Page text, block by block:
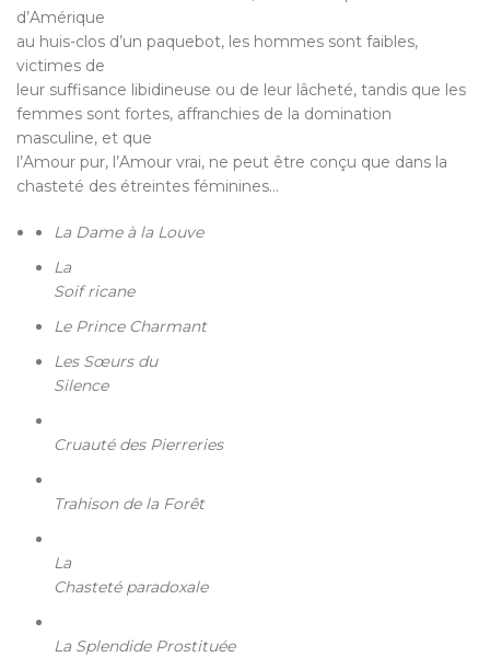
d’Amérique
au huis-clos d’un paquebot, les hommes sont faibles,
victimes de
leur suffisance libidineuse ou de leur lâcheté, tandis que les
femmes sont fortes, affranchies de la domination
masculine, et que
l’Amour pur, l’Amour vrai, ne peut être conçu que dans la
chasteté des étreintes féminines…
La Dame à la Louve
La
Soif ricane
Le Prince Charmant
Les Sœurs du
Silence
Cruauté des Pierreries
Trahison de la Forêt
La
Chasteté paradoxale
La Splendide Prostituée